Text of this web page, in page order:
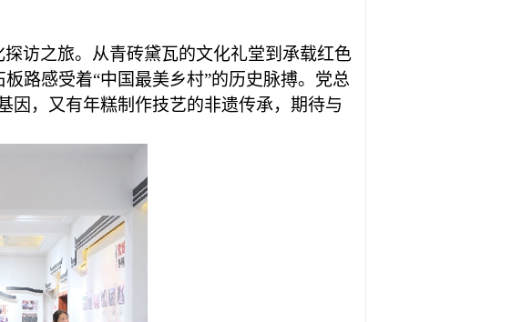
访之旅。从青砖黛瓦的文化礼堂到承载红色
板路感受着“中国最美乡村”的历史脉搏。 党总
因，又有年糕制作技艺的非遗传承，期待与